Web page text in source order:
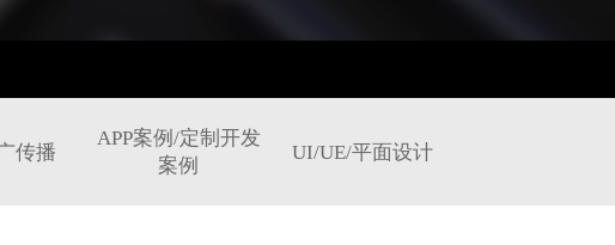
传播
APP案例/定制开发
案例
UI/UE/平面设计